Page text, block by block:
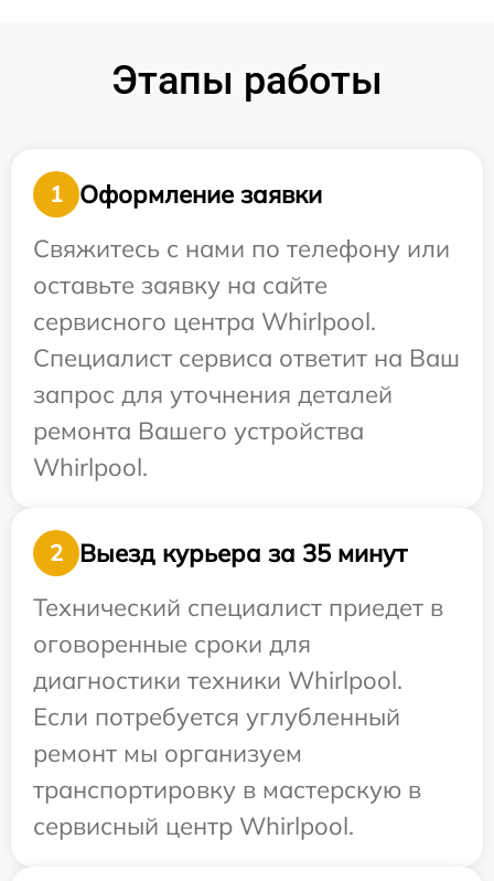
Этапы работы
1
Оформление заявки
Свяжитесь с нами по телефону или
оставьте заявку на сайте
сервисного центра Whirlpool.
Специалист сервиса ответит на Ваш
запрос для уточнения деталей
ремонта Вашего устройства
Whirlpool.
2
Выезд курьера за 35 минут
Технический специалист приедет в
оговоренные сроки для
диагностики техники Whirlpool.
Если потребуется углубленный
ремонт мы организуем
транспортировку в мастерскую в
сервисный центр Whirlpool.